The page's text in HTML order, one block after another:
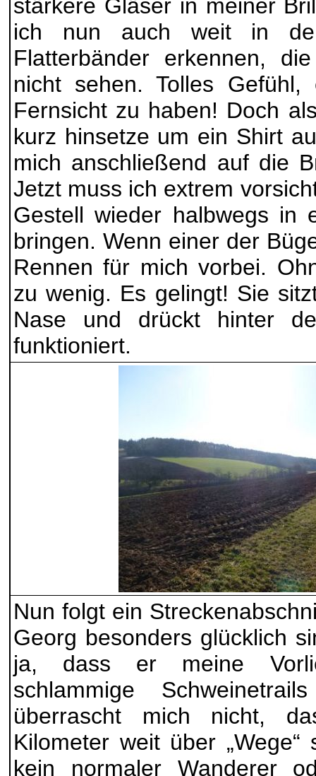
stärkere Gläser in meiner
ich nun auch weit in
Flatterbänder erkennen,
nicht sehen. Tolles Gefühl,
Fernsicht zu haben! Doch
kurz hinsetze um ein Shirt
mich anschließend auf die
Jetzt muss ich extrem
Gestell wieder halbwegs in
bringen. Wenn einer der
Rennen für mich vorbei.
zu wenig. Es gelingt! Sie
Nase und drückt hinter
funktioniert.
Nun folgt ein
Georg besonders glücklich
ja, dass er meine
schlammige
überrascht mich nicht,
Kilometer weit über
kein normaler Wanderer